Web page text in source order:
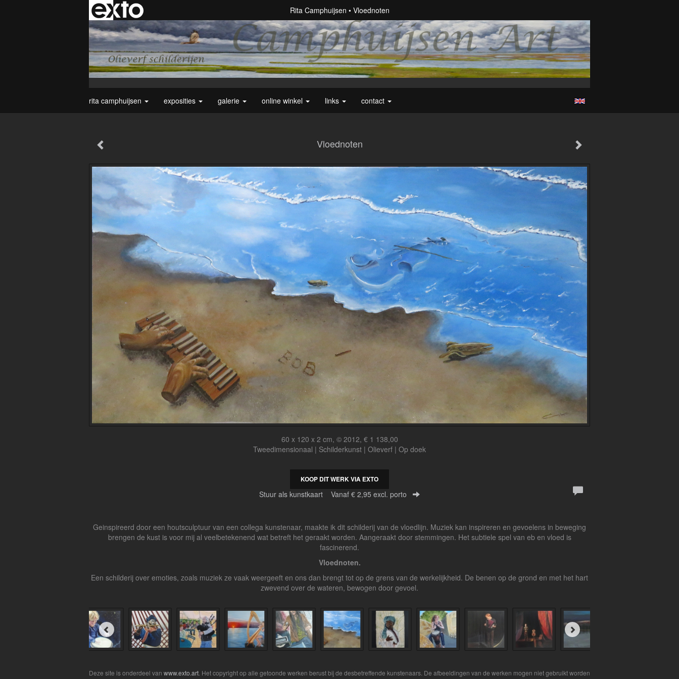
Rita Camphuijsen Vloednoten
rita camphuijsen exposities galerie online winkel links contact
Vloednoten
60 x 120 x 2 cm, © 2012, € 1 138,00
Tweedimensionaal | Schilderkunst | Olieverf | Op doek
KOOP DIT WERK VIA EXTO
Stuur als kunstkaart Vanaf € 2,95 excl. porto
Geinspireerd door een houtsculptuur van een collega kunstenaar, maakte ik dit schilderij van de vloedlijn. Muziek kan inspireren en gevoelens in beweging
brengen de kust is voor mij al veelbetekenend wat betreft het geraakt worden. Aangeraakt door stemmingen. Het subtiele spel van eb en vloed is
fascinerend.
Vloednoten.
Een schilderij over emoties, zoals muziek ze vaak weergeeft en ons dan brengt tot op de grens van de werkelijkheid. De benen op de grond en met het hart
zwevend over de wateren, bewogen door gevoel.
Deze site is onderdeel van www.exto.art . Het copyright op alle getoonde werken berust bij de desbetreffende kunstenaars. De afbeeldingen van de werken mogen niet gebruikt worden